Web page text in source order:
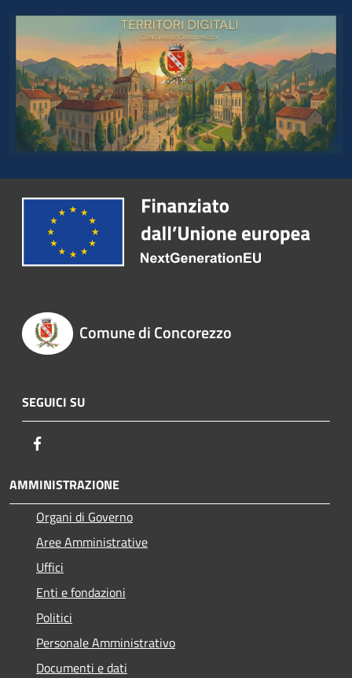
Comune di Concorezzo
SEGUICI SU
AMMINISTRAZIONE
Organi di Governo
Aree Amministrative
Uffici
Enti e fondazioni
Politici
Personale Amministrativo
Documenti e dati